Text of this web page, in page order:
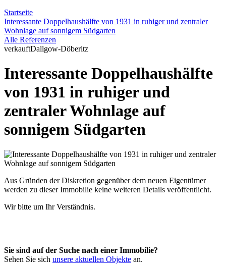
Startseite
Interessante Doppelhaushälfte von 1931 in ruhiger und zentraler
Wohnlage auf sonnigem Südgarten
Alle Referenzen
verkauftDallgow-Döberitz
Interessante Doppelhaushälfte
von 1931 in ruhiger und
zentraler Wohnlage auf
sonnigem Südgarten
Aus Gründen der Diskretion gegenüber dem neuen Eigentümer
werden zu dieser Immobilie keine weiteren Details veröffentlicht.
Wir bitte um Ihr Verständnis.
Sie sind auf der Suche nach einer Immobilie?
Sehen Sie sich unsere aktuellen Objekte an.